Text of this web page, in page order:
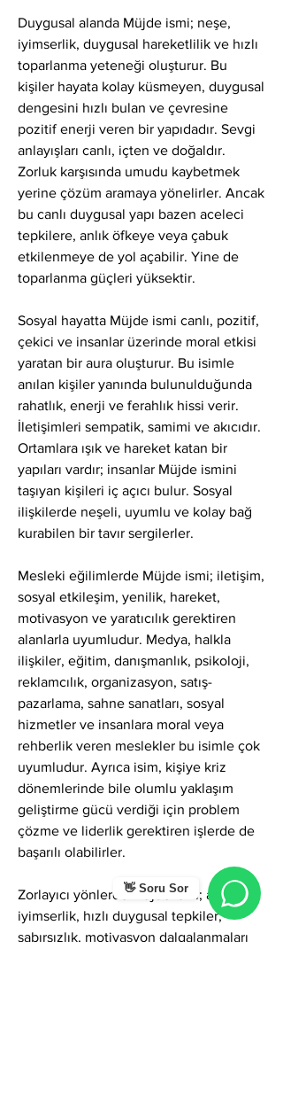
👋 Soru Sor
Duygusal alanda Müjde ismi; neşe,
iyimserlik, duygusal hareketlilik ve hızlı
toparlanma yeteneği oluşturur. Bu
kişiler hayata kolay küsmeyen, duygusal
dengesini hızlı bulan ve çevresine
pozitif enerji veren bir yapıdadır. Sevgi
anlayışları canlı, içten ve doğaldır.
Zorluk karşısında umudu kaybetmek
yerine çözüm aramaya yönelirler. Ancak
bu canlı duygusal yapı bazen aceleci
tepkilere, anlık öfkeye veya çabuk
etkilenmeye de yol açabilir. Yine de
toparlanma güçleri yüksektir.
Sosyal hayatta Müjde ismi canlı, pozitif,
çekici ve insanlar üzerinde moral etkisi
yaratan bir aura oluşturur. Bu isimle
anılan kişiler yanında bulunulduğunda
rahatlık, enerji ve ferahlık hissi verir.
İletişimleri sempatik, samimi ve akıcıdır.
Ortamlara ışık ve hareket katan bir
yapıları vardır; insanlar Müjde ismini
taşıyan kişileri iç açıcı bulur. Sosyal
ilişkilerde neşeli, uyumlu ve kolay bağ
kurabilen bir tavır sergilerler.
Mesleki eğilimlerde Müjde ismi; iletişim,
sosyal etkileşim, yenilik, hareket,
motivasyon ve yaratıcılık gerektiren
alanlarla uyumludur. Medya, halkla
ilişkiler, eğitim, danışmanlık, psikoloji,
reklamcılık, organizasyon, satış-
pazarlama, sahne sanatları, sosyal
hizmetler ve insanlara moral veya
rehberlik veren meslekler bu isimle çok
uyumludur. Ayrıca isim, kişiye kriz
dönemlerinde bile olumlu yaklaşım
geliştirme gücü verdiği için problem
çözme ve liderlik gerektiren işlerde de
başarılı olabilirler.
Zorlayıcı yönlerde Müjde ismi; aşırı
iyimserlik, hızlı duygusal tepkiler,
sabırsızlık, motivasyon dalgalanmaları